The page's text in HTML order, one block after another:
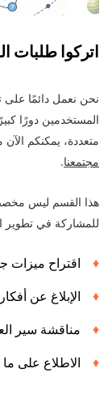
اتركوا طلبات
نحن نعمل دائمًا
المستخدمين دورًا
متعددة، يمكنكم
مجتمعنا.
هذا القسم ليس
للمشاركة في تطوير
اقتراح ميزات
الإبلاغ عن
مناقشة سير
الاطلاع على